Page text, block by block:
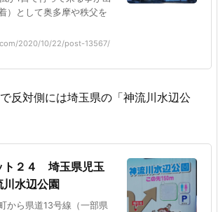
）として奥多摩や秩父を
2020/10/22/post-13567/
反対側には埼玉県の「神流川水辺公
ト２４ 埼玉県児玉
水辺公園
から県道13号線（一部県